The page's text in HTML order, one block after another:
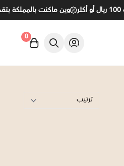
وين ماكنت بالمملكة
0